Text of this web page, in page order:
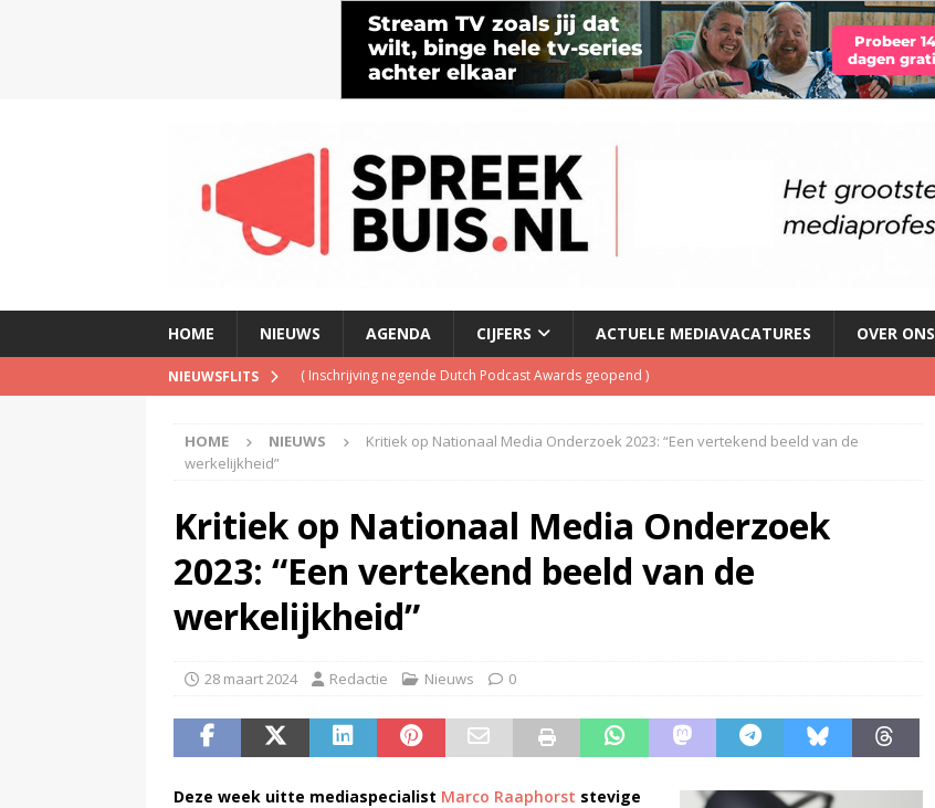
HOME NIEUWS AGENDA CIJFERS ACTUELE MEDIAVACATURES OVER ONS
NIEUWSFLITS ( Inschrijving negende Dutch Podcast Awards geopend )
(TalkRadio lanceert meest actuele nieuwspodcast van Nederland)
(Televisie wint snel terrein als apparaat voor podcasts)
HOME NIEUWS
Kritiek op Nationaal Media Onderzoek 2023: “Een vertekend beeld van de
werkelijkheid”
Kritiek op Nationaal Media Onderzoek
2023: “Een vertekend beeld van de
werkelijkheid”
28 maart 2024 Redactie Nieuws 0
Deze week uitte mediaspecialist Marco Raaphorst stevige